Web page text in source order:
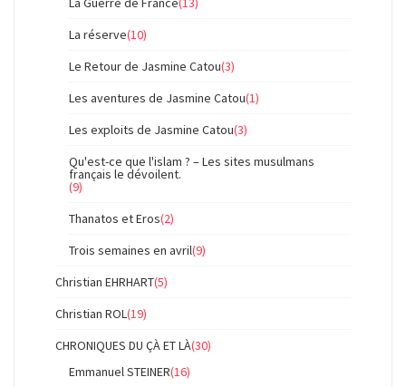
La réserve(10)
Le Retour de Jasmine Catou(3)
Les aventures de Jasmine Catou(1)
Les exploits de Jasmine Catou(3)
Qu'est-ce que l'islam ? – Les sites musulmans
français le dévoilent.
(9)
Thanatos et Eros(2)
Trois semaines en avril(9)
Christian EHRHART(5)
Christian ROL(19)
CHRONIQUES DU ÇÀ ET LÀ(30)
Emmanuel STEINER(16)